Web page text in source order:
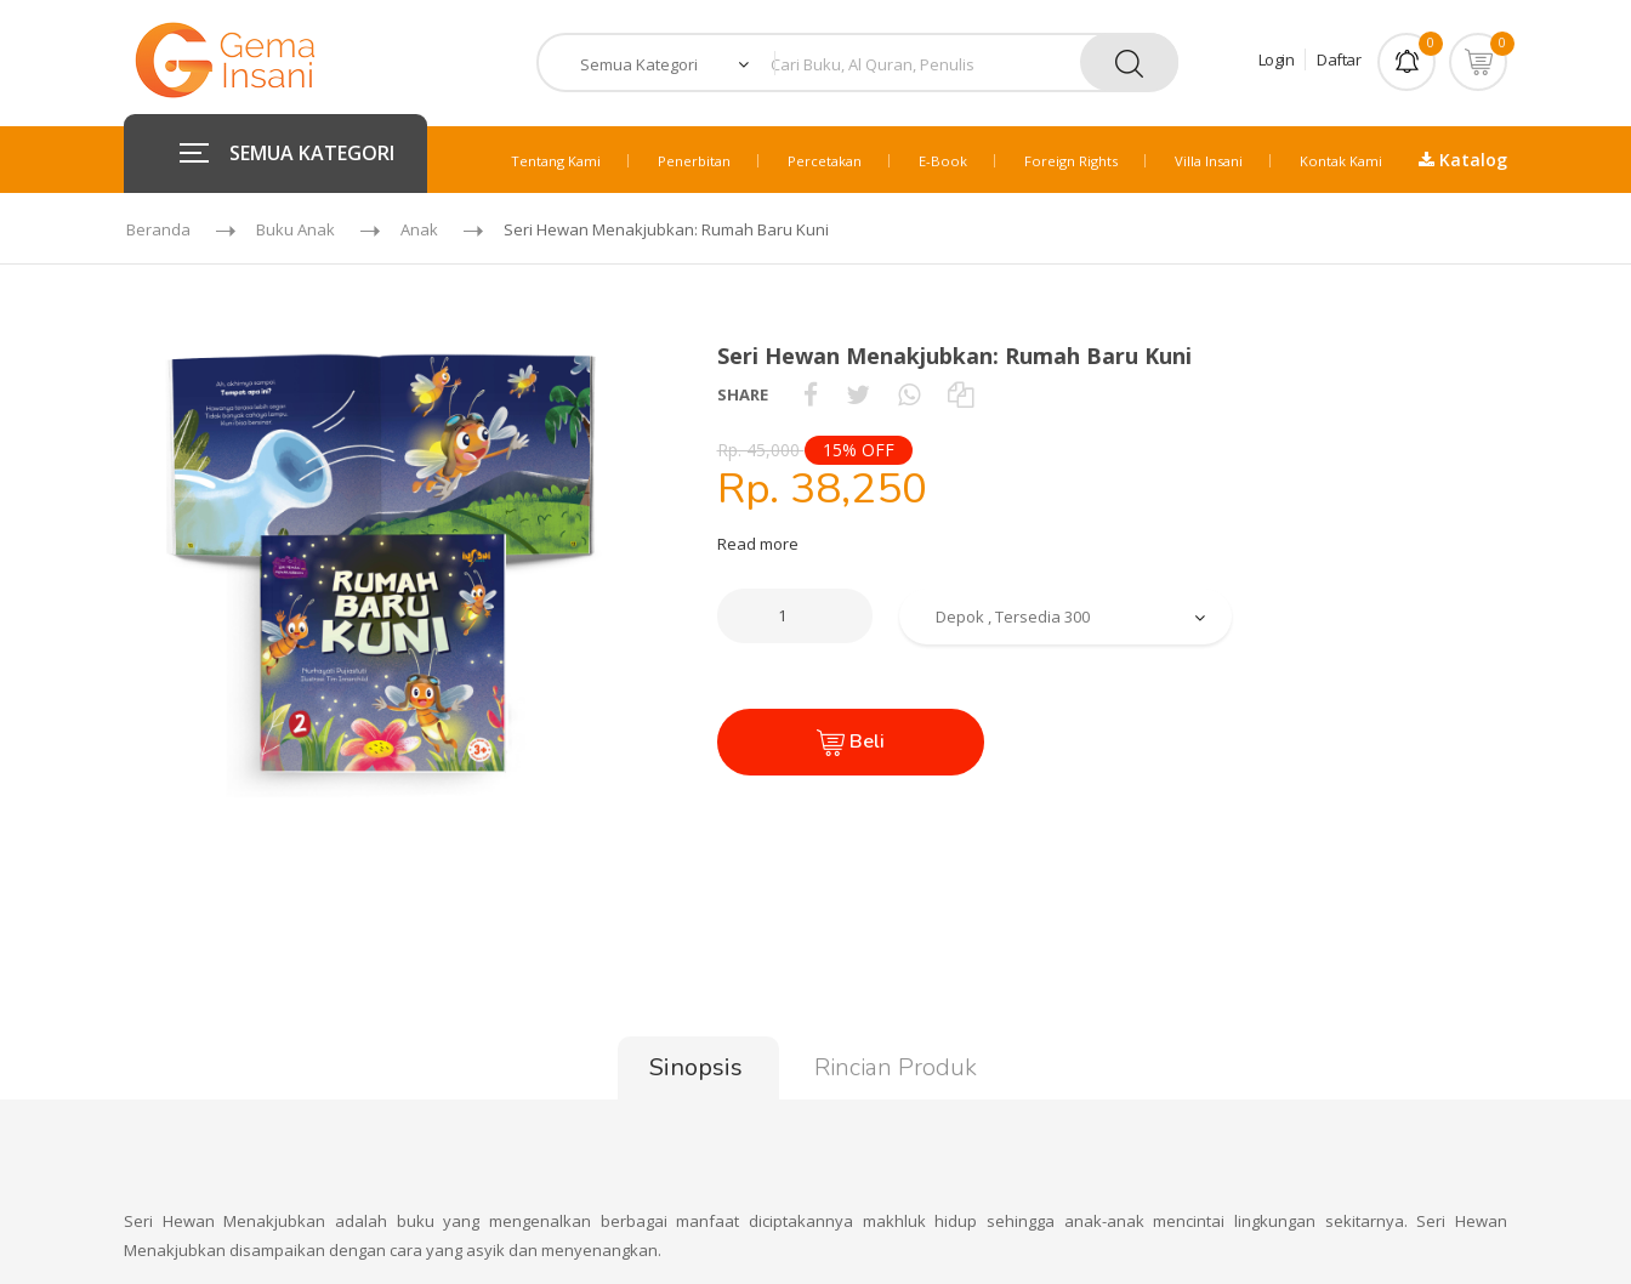
Login Daftar
0 0
SEMUA KATEGORI Tentang Kami Penerbitan Percetakan E-Book Foreign Rights Villa Insani Kontak Kami Katalog
Beranda Buku Anak Anak Seri Hewan Menakjubkan: Rumah Baru Kuni
Seri Hewan Menakjubkan: Rumah Baru Kuni
SHARE
Rp. 45,000 15% OFF
Rp. 38,250
Read more
Beli
Sinopsis Rincian Produk
Seri Hewan Menakjubkan adalah buku yang mengenalkan berbagai manfaat diciptakannya makhluk hidup sehingga anak-anak mencintai lingkungan sekitarnya. Seri Hewan
Menakjubkan disampaikan dengan cara yang asyik dan menyenangkan.